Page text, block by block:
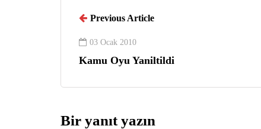
Previous Article
03 Ocak 2010
Kamu Oyu Yaniltildi
Bir yanıt yazın